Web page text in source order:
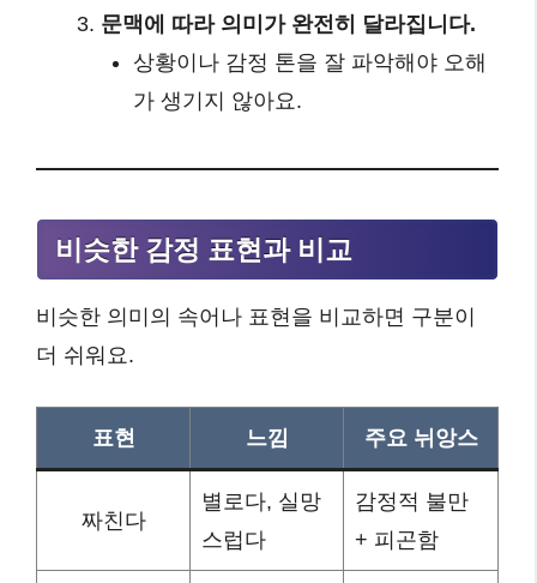
문맥에 따라 의미가 완전히 달라집니다.
상황이나 감정 톤을 잘 파악해야 오해
가 생기지 않아요.
비슷한 감정 표현과 비교
비슷한 의미의 속어나 표현을 비교하면 구분이
더 쉬워요.
표현 느낌 주요 뉘앙스
짜친다
별로다, 실망
스럽다
감정적 불만
+ 피곤함